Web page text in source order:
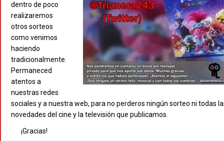
dentro de poco
realizaremos
otros sorteos
como venimos
haciendo
tradicionalmente.
Permaneced
atentos a
nuestras redes
sociales y a nuestra web, para no perderos ningún sorteo ni todas
novedades del cine y la televisión que publicamos.
¡Gracias!